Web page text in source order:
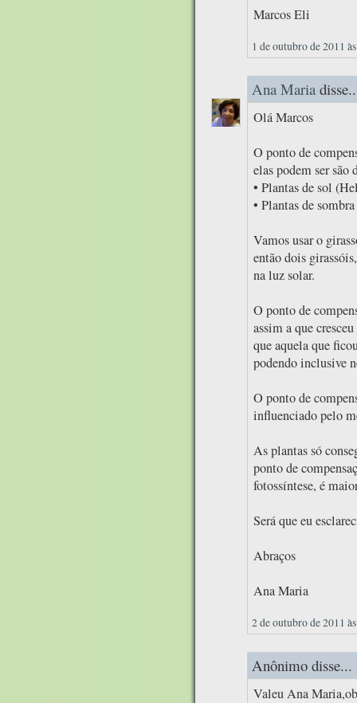
Marcos Eli
1 de outubro de 2011
Ana Maria
Olá Marcos
O ponto de
elas podem ser
• Plantas de sol
• Plantas de
Vamos usar o
então dois
na luz solar.
O ponto de
assim a que
que aquela que
podendo inclusive
O ponto de
influenciado pelo
As plantas só
ponto de
fotossíntese, é
Será que eu
Abraços
Ana Maria
2 de outubro de 2011
Anônimo disse...
Valeu Ana